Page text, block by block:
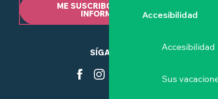
Accesibilidad
Accesibilidad
Sus
ME SUSCRIBO AL BOLETÍN
INFORMATIVO
SÍGANOS